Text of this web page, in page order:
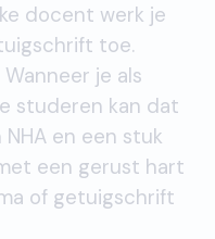
docent werk je
toe.
je als
studeren kan dat
en een stuk
een gerust hart
of getuigschrift